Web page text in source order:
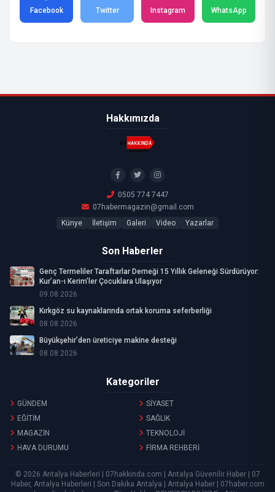
Facebook Twitter Instagram WhatsApp
Hakkımızda
0505 774 7447
07habermagazin@gmail.com
Künye
İletişim Galeri Video Yazarlar
Son Haberler
Genç Termeliler Taraftarlar Derneği 15 Yıllık Geleneği Sürdürüyor:
Kur’an-ı Kerim’ler Çocuklara Ulaşıyor
09.08.2026
Kırkgöz su kaynaklarında ortak koruma seferberliği
08.08.2026
Büyükşehir’den üreticiye makine desteği
08.08.2026
Kategoriler
GÜNDEM
SİYASET
EĞİTİM
SAĞLIK
MAGAZİN
TEKNOLOJİ
HAVA DURUMU
FİRMA REHBERİ
© 2026 Antalya Haberleri | 07hakkinda.com | Antalya Güvenilir Haber | 07
Haber, Antalya Haberleri | Son Dakika Antalya | Antalya Haber | 07haber.com